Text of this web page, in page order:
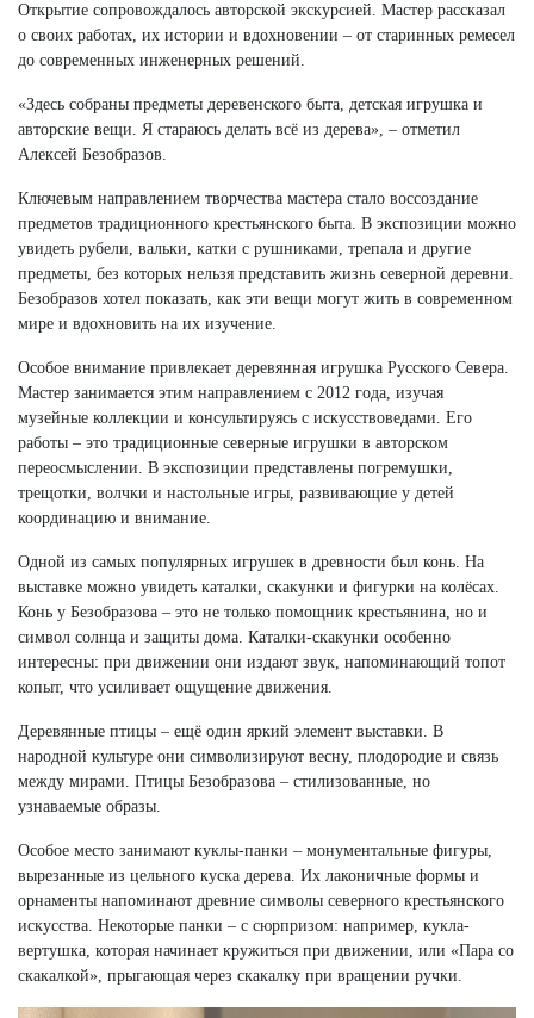
Открытие сопровождалось авторской экскурсией. Мастер рассказал
о своих работах, их истории и вдохновении – от старинных ремесел
до современных инженерных решений.
«Здесь собраны предметы деревенского быта, детская игрушка и
авторские вещи. Я стараюсь делать всё из дерева», – отметил
Алексей Безобразов.
Ключевым направлением творчества мастера стало воссоздание
предметов традиционного крестьянского быта. В экспозиции можно
увидеть рубели, вальки, катки с рушниками, трепала и другие
предметы, без которых нельзя представить жизнь северной деревни.
Безобразов хотел показать, как эти вещи могут жить в современном
мире и вдохновить на их изучение.
Особое внимание привлекает деревянная игрушка Русского Севера.
Мастер занимается этим направлением с 2012 года, изучая
музейные коллекции и консультируясь с искусствоведами. Его
работы – это традиционные северные игрушки в авторском
переосмыслении. В экспозиции представлены погремушки,
трещотки, волчки и настольные игры, развивающие у детей
координацию и внимание.
Одной из самых популярных игрушек в древности был конь. На
выставке можно увидеть каталки, скакунки и фигурки на колёсах.
Конь у Безобразова – это не только помощник крестьянина, но и
символ солнца и защиты дома. Каталки-скакунки особенно
интересны: при движении они издают звук, напоминающий топот
копыт, что усиливает ощущение движения.
Деревянные птицы – ещё один яркий элемент выставки. В
народной культуре они символизируют весну, плодородие и связь
между мирами. Птицы Безобразова – стилизованные, но
узнаваемые образы.
Особое место занимают куклы-панки – монументальные фигуры,
вырезанные из цельного куска дерева. Их лаконичные формы и
орнаменты напоминают древние символы северного крестьянского
искусства. Некоторые панки – с сюрпризом: например, кукла-
вертушка, которая начинает кружиться при движении, или «Пара со
скакалкой», прыгающая через скакалку при вращении ручки.